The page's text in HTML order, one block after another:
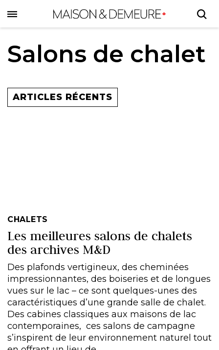
to
main
content
Salons de chalet
ARTICLES RÉCENTS
CHALETS
Les meilleures salons de chalets
des archives M&D
Des plafonds vertigineux, des cheminées
impressionnantes, des boiseries et de longues
vues sur le lac – ce sont quelques-unes des
caractéristiques d’une grande salle de chalet.
Des cabines classiques aux maisons de lac
contemporaines, ces salons de campagne
s’inspirent de leur environnement naturel tout